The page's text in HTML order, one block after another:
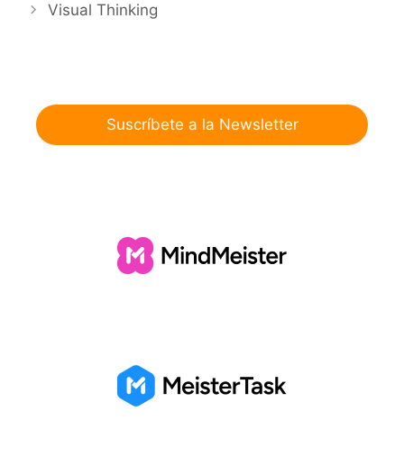
Visual Thinking
Suscríbete a la Newsletter